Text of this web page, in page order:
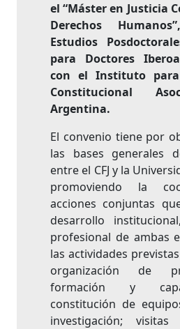
el “Máster en Justicia
Derechos
Estudios
para Doctores
con el Instituto
Constitucional
Argentina.
El convenio tiene por
las bases generales
entre el CFJ y la
promoviendo la
acciones conjuntas
desarrollo
profesional de ambas
las actividades
organización de
formación y
constitución de
investigación; visitas